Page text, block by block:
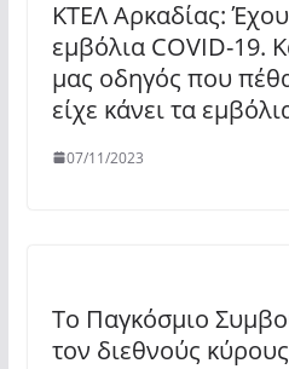
ΚΤΕΛ Αρκαδίας:
εμβόλια COVID-19.
μας οδηγός που
είχε κάνει τα
07/11/2023
Το Παγκόσμιο
τον διεθνούς